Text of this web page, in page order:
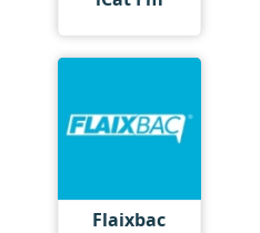
Flaixbac